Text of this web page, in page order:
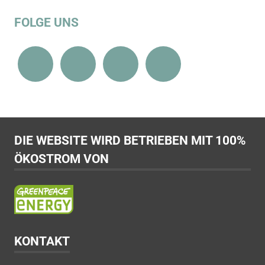
FOLGE UNS
DIE WEBSITE WIRD BETRIEBEN MIT 100%
ÖKOSTROM VON
KONTAKT